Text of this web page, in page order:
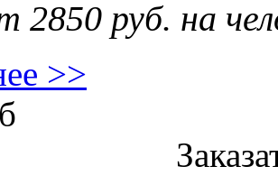
2850 руб. на
>>